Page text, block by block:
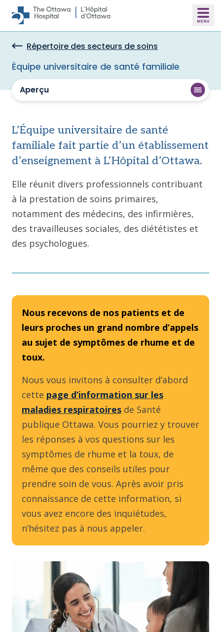
Skip to main content
Répertoire des secteurs de soins
Équipe universitaire de santé familiale
Aperçu
L’Équipe universitaire de santé
familiale fait partie d’un établissement
d’enseignement à L’Hôpital d’Ottawa.
Elle réunit divers professionnels contribuant
à la prestation de soins primaires,
notamment des médecins, des infirmières,
des travailleuses sociales, des diététistes et
des psychologues.
Nous recevons de nos patients et de
leurs proches un grand nombre d’appels
au sujet de symptômes de rhume et de
toux.
Nous vous invitons à consulter d’abord
cette page d’information sur les
maladies respiratoires de Santé
publique Ottawa. Vous pourriez y trouver
les réponses à vos questions sur les
symptômes de rhume et la toux, de
même que des conseils utiles pour
prendre soin de vous. Après avoir pris
connaissance de cette information, si
vous avez encore des inquiétudes,
n’hésitez pas à nous appeler.